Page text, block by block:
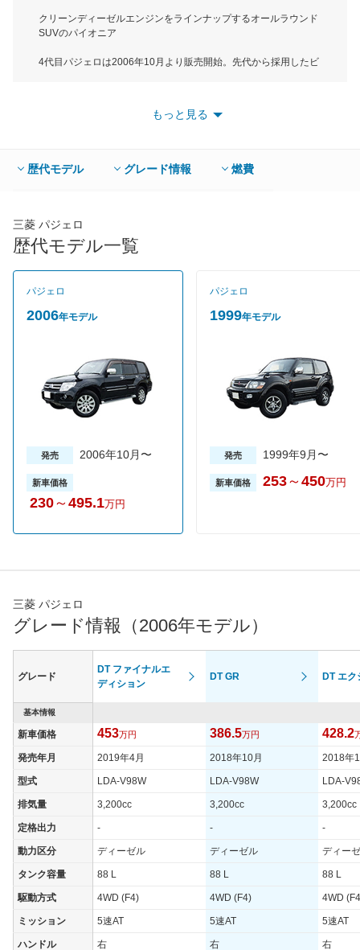
クリーンディーゼルエンジンをラインナップするオールラウンド
SUVのパイオニア
4代目パジェロは2006年10月より販売開始。先代から採用したビ
ディーは全長4900mm、全高1870mmとなっている。スタイリン
由来となる野生の山猫の目をモチーフとしている。悪路走破性は
アプローチアングル、デパーチャーアングルともにオールラウン
ディーゼルエンジンは3.2L直4DOHCターボの２種類。厳しい規
制値をクリアしたクリーンディーゼルは最大トルク441N・mと過
去最大のトルクを発生。ミッションは両エンジンとも5速ATが組
を実現。グレードはショートボディがガソリン車のVR-I、ディー
ゼル車のVR-II。ロングボディがガソリン車とディーセル車を設定
するGRとエクシード、そしてディーゼル車のみのスーパーエク
もっと見る
歴代モデル グレード情報 燃費
三菱 パジェロ
歴代モデル一覧
パジェロ
2006年モデル
発売 2006年10月〜
新車価格
230～ 495.1万円
パジェロ
1999年モデル
発売 1999年9月〜
新車価格 253～ 450万円
三菱 パジェロ
グレード情報（2006年モデル）
グレード
DT ファイナルエ
ディション
DT GR DT エク
基本情報
新車価格 453万円 386.5万円 428.2
発売年月 2019年4月 2018年10月 2018年
型式 LDA-V98W LDA-V98W LDA-
排気量 3,200cc 3,200cc 3,200cc
定格出力 - - -
動力区分 ディーゼル ディーゼル ディー
タンク容量 88 L 88 L 88 L
駆動方式 4WD (F4) 4WD (F4) 4WD
ミッション 5速AT 5速AT 5速AT
ハンドル 右 右 右